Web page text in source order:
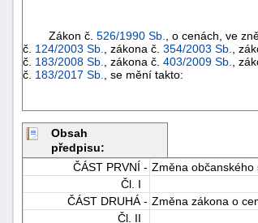
Zákon č. 526/1990 Sb. , o cenách, ve
č. 124/2003 Sb. , zákona č. 354/2003 Sb. ,
č. 183/2008 Sb. , zákona č. 403/2009 Sb. ,
č. 183/2017 Sb.
, se mění takto:
Obsah
předpisu:
ČÁST PRVNÍ - Změna občanského
Čl. I
ČÁST DRUHÁ - Změna zákona o
Čl. II